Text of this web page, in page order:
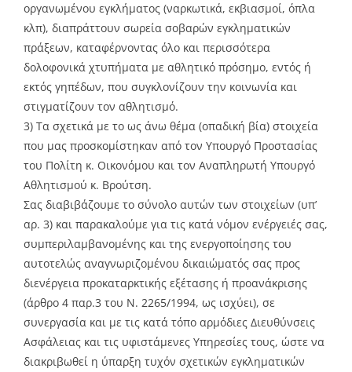
οργανωμένου εγκλήματος (ναρκωτικά, εκβιασμοί, όπλα
κλπ), διαπράττουν σωρεία σοβαρών εγκληματικών
πράξεων, καταφέρνοντας όλο και περισσότερα
δολοφονικά χτυπήματα με αθλητικό πρόσημο, εντός ή
εκτός γηπέδων, που συγκλονίζουν την κοινωνία και
στιγματίζουν τον αθλητισμό.
3) Τα σχετικά με το ως άνω θέμα (οπαδική βία) στοιχεία
που μας προσκομίστηκαν από τον Υπουργό Προστασίας
του Πολίτη κ. Οικονόμου και τον Αναπληρωτή Υπουργό
Αθλητισμού κ. Βρούτση.
Σας διαβιβάζουμε το σύνολο αυτών των στοιχείων (υπ’
αρ. 3) και παρακαλούμε για τις κατά νόμον ενέργειές σας,
συμπεριλαμβανομένης και της ενεργοποίησης του
αυτοτελώς αναγνωριζομένου δικαιώματός σας προς
διενέργεια προκαταρκτικής εξέτασης ή προανάκρισης
(άρθρο 4 παρ.3 του Ν. 2265/1994, ως ισχύει), σε
συνεργασία και με τις κατά τόπο αρμόδιες Διευθύνσεις
Ασφάλειας και τις υφιστάμενες Υπηρεσίες τους, ώστε να
διακριβωθεί η ύπαρξη τυχόν σχετικών εγκληματικών